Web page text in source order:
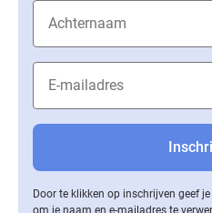
Door te klikken op inschrijven geef
om je naam en e-mailadres te